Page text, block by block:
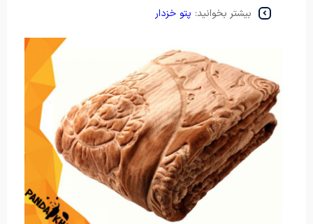
بیشتر بخوانید: پتو خزدار